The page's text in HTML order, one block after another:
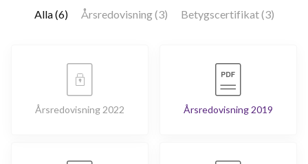
Alla (6)
Årsredovisning (3) Betygscertifikat (3)
Årsredovisning 2022 Årsredovisning 2019